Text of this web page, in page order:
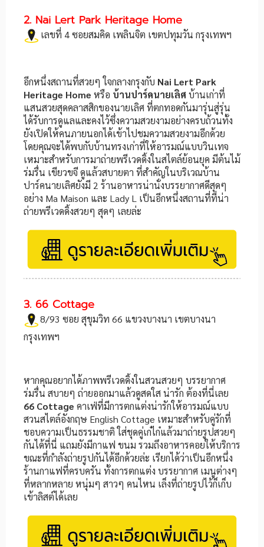
2. Nai Lert Park Heritage Home
เลขที่ 4 ซอยสมคิด เพลินจิต เขตปทุมวัน กรุงเทพฯ
อีกหนึ่งสถานที่สวยๆ ใจกลางกรุงกับ Nai Lert Park
Heritage Home หรือ บ้านปาร์คนายเลิศบ้านเก่าที่
แสนสวยสุดคลาสสิกของนายเลิศ ที่ตกทอดกันมารุ่นสู่รุ่น
ได้รับการดูแลและคงไว้ซึ่งความสวยงามอย่างครบถ้วนทั้ง
ยังเปิดให้คนภายนอกได้เข้าไปชมความสวยงามอีกด้วย
โดยคุณจะได้พบกับบ้านทรงเก่าที่ให้อารมณ์แบบวินเทจ
เหมาะสำหรับการมาถ่ายพรีเวดดิ้งในสไตล์ย้อนยุค มีต้นไม้
ร่มรื่น เขียวขจี ดูแล้วสบายตา ที่สำคัญในบริเวณบ้าน
ปาร์คนายเลิศยังมี 2 ร้านอาหารน่านั่งบรรยากาศดีสุดๆ
อย่าง Ma Maison และ Lady L เป็นอีกหนึ่งสถานที่ที่น่า
ถ่ายพรีเวดดิ้งสวยๆ สุดๆ เลยล่ะ
3. 66 Cottage
8/93 ซอย สุขุมวิท 66 แขวงบางนา เขตบางนา
กรุงเทพฯ
หากคุณอยากได้ภาพพรีเวดดิ้งในสวนสวยๆ บรรยากาศ
ร่มรื่น สบายๆ ถ่ายออกมาแล้วดูสดใส น่ารัก ต้องที่นี่เลย
66 Cottage คาเฟ่ที่มีการตกแต่งน่ารักให้อารมณ์แบบ
สวนสไตล์อังกฤษ English Cottage เหมาะสำหรับคู่รักที่
ชอบความเป็นธรรมชาติ ใส่ชุดคู่เก๋ไก๋แล้วมาถ่ายรูปสวยๆ
กันได้ที่นี่ แถมยังมีกาแฟ ขนม รวมถึงอาหารคอยให้บริการ
ขณะที่กำลังถ่ายรูปกันได้อีกด้วยล่ะ เรียกได้ว่าเป็นอีกหนึ่ง
ร้านกาแฟที่ครบครัน ทั้งการตกแต่ง บรรยากาศ เมนูต่างๆ
ที่หลากหลาย หนุ่มๆ สาวๆ คนไหน เล็งที่ถ่ายรูปไว้ก็เก็บ
เข้าลิสต์ได้เลย